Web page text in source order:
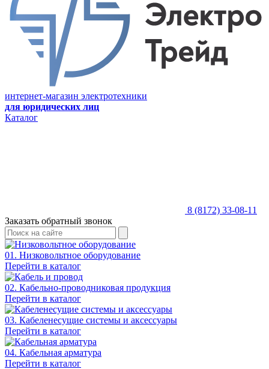
интернет-магазин электротехники
для юридических лиц
Каталог
8 (8172) 33-08-11
Заказать обратный звонок
01. Низковольтное оборудование
Перейти в каталог
02. Кабельно-проводниковая продукция
Перейти в каталог
03. Кабеленесущие системы и аксессуары
Перейти в каталог
04. Кабельная арматура
Перейти в каталог